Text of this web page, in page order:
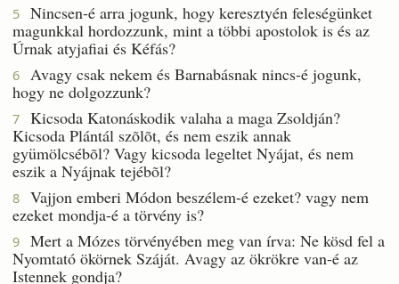
5
Nincsen-é arra jogunk, hogy keresztyén feleségünket
magunkkal hordozzunk, mint a többi apostolok is és az
Úrnak atyjafiai és Kéfás?
6
Avagy csak nekem és Barnabásnak nincs-é jogunk,
hogy ne dolgozzunk?
7
Kicsoda Katonáskodik valaha a maga Zsoldján?
Kicsoda Plántál szõlõt, és nem eszik annak
gyümölcsébõl? Vagy kicsoda legeltet Nyájat, és nem
eszik a Nyájnak tejébõl?
8
Vajjon emberi Módon beszélem-é ezeket? vagy nem
ezeket mondja-é a törvény is?
9
Mert a Mózes törvényében meg van írva: Ne kösd fel a
Nyomtató ökörnek Száját. Avagy az ökrökre van-é az
Istennek gondja?